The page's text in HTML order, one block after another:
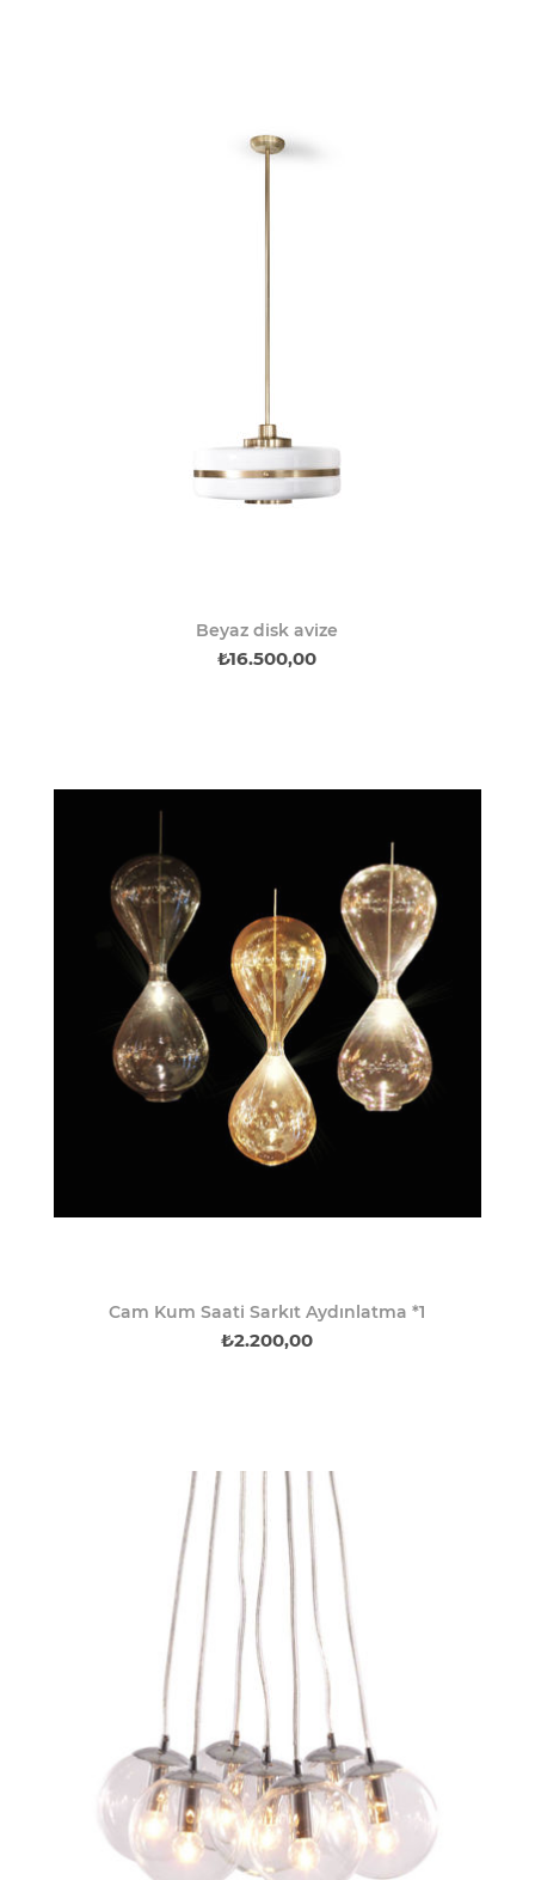
Beyaz disk avize
₺16.500,00
Cam Kum Saati Sarkıt Aydınlatma *1
₺2.200,00